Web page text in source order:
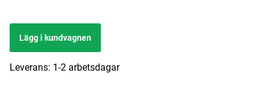
Lägg i kundvagnen
Leverans: 1-2 arbetsdagar